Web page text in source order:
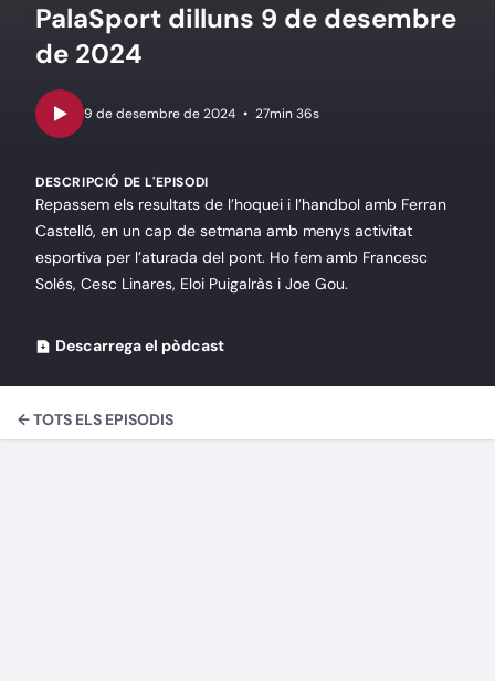
PalaSport dilluns 9 de desembre
de 2024
• 27min 36s
DESCRIPCIÓ DE L'EPISODI
Repassem els resultats de l’hoquei i l’handbol amb Ferran
Castelló, en un cap de setmana amb menys activitat
esportiva per l’aturada del pont. Ho fem amb Francesc
Solés, Cesc Linares, Eloi Puigalràs i Joe Gou.
Descarrega el pòdcast
← TOTS ELS EPISODIS